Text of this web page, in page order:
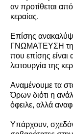
αν προτίθεται
κεραίας.
Επίσης
ΓΝΩΜΑΤΕΥΣΗ της
που επίσης είναι
λειτουργία της
Αναμένουμε τα
Όρων διότι η
όφειλε, αλλά
Υπάρχουν,